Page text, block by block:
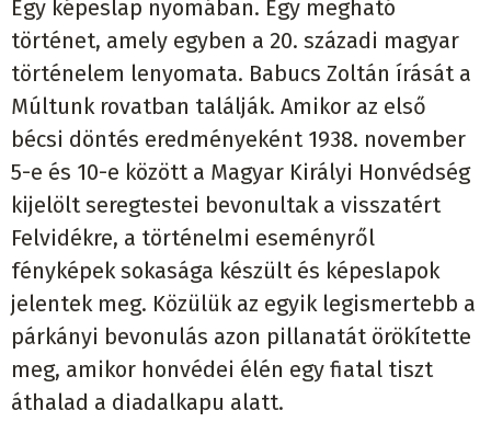
Egy képeslap nyomában. Egy megható
történet, amely egyben a 20. századi magyar
történelem lenyomata. Babucs Zoltán írását a
Múltunk rovatban találják. Amikor az első
bécsi döntés eredményeként 1938. november
5-e és 10-e között a Magyar Királyi Honvédség
kijelölt seregtestei bevonultak a visszatért
Felvidékre, a történelmi eseményről
fényképek sokasága készült és képeslapok
jelentek meg. Közülük az egyik legismertebb a
párkányi bevonulás azon pillanatát örökítette
meg, amikor honvédei élén egy fiatal tiszt
áthalad a diadalkapu alatt.